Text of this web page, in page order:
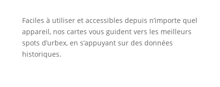
Faciles à utiliser et accessibles depuis n’importe quel
appareil, nos cartes vous guident vers les meilleurs
spots d’urbex, en s’appuyant sur des données
historiques.